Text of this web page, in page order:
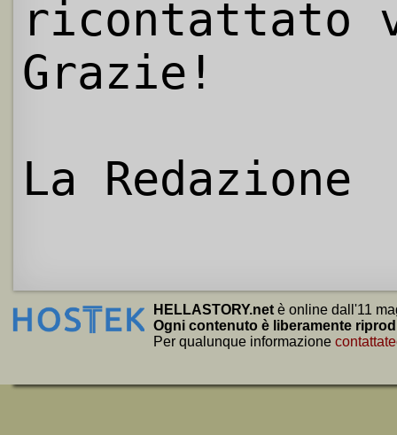
ricontattato
Grazie!
La Redazione
HELLASTORY.net è online dall'11
Ogni contenuto è liberamente
Per qualunque informazione